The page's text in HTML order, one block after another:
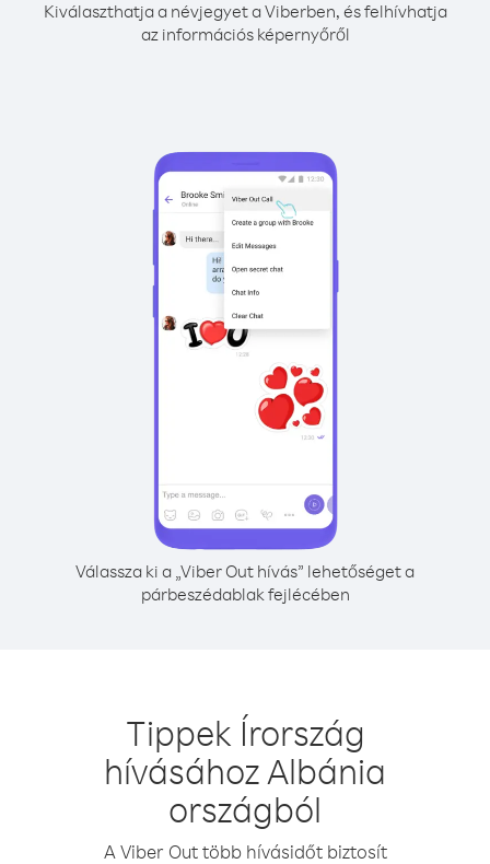
Kiválaszthatja a névjegyet a Viberben, és felhívhatja
az információs képernyőről
Válassza ki a „Viber Out hívás” lehetőséget a
párbeszédablak fejlécében
Tippek Írország
hívásához Albánia
országból
A Viber Out több hívásidőt biztosít